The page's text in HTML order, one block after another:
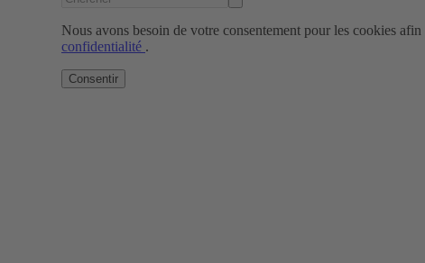
Nous avons besoin de votre consentement pour les cookies
confidentialité .
Consentir